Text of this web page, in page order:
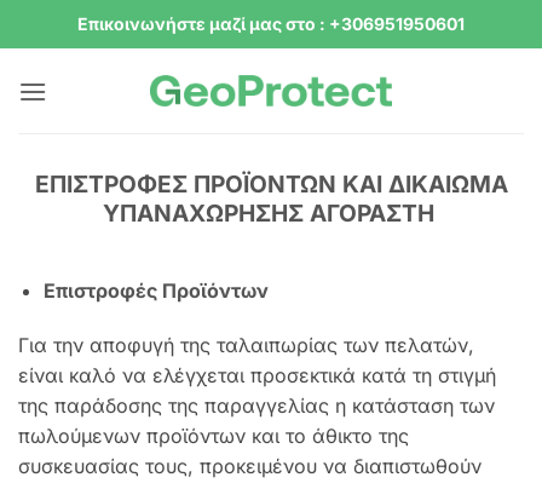
Μετάβαση
στο
Επικοινωνήστε μαζί μας στο : +306951950601
ΕΠΙΣΤΡΟΦΕΣ ΠΡΟΪΟΝΤΩΝ ΚΑΙ ΔΙΚΑΙΩΜΑ
ΥΠΑΝΑΧΩΡΗΣΗΣ ΑΓΟΡΑΣΤΗ
Επιστροφές Προϊόντων
Για την αποφυγή της ταλαιπωρίας των πελατών,
είναι καλό να ελέγχεται προσεκτικά κατά τη στιγμή
της παράδοσης της παραγγελίας η κατάσταση των
πωλούμενων προϊόντων και το άθικτο της
συσκευασίας τους, προκειμένου να διαπιστωθούν